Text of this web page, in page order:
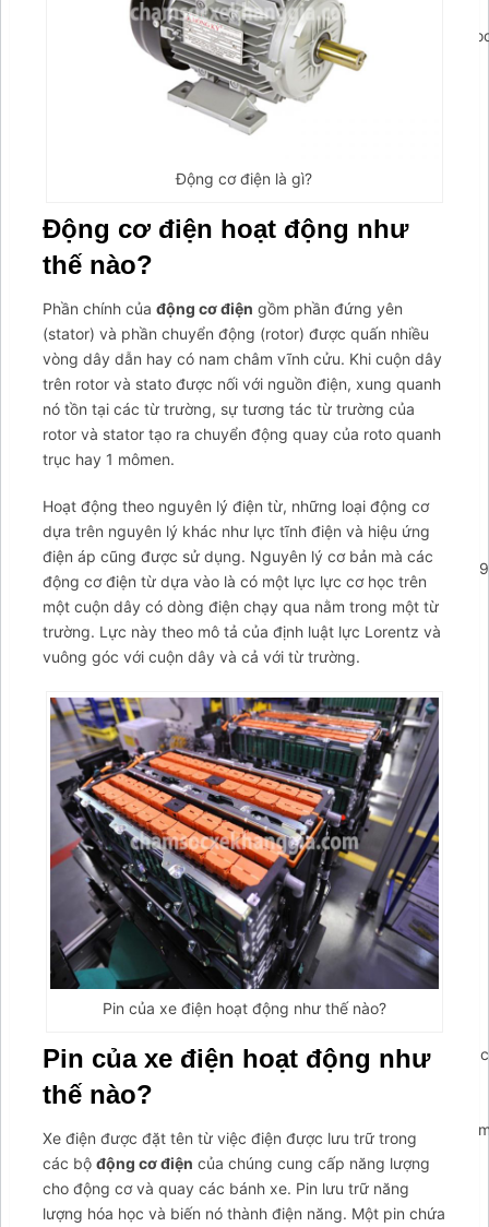
Động cơ điện là gì?
Động cơ điện hoạt động như
thế nào?
Phần chính của động cơ điện gồm phần đứng yên
(stator) và phần chuyển động (rotor) được quấn nhiều
vòng dây dẫn hay có nam châm vĩnh cửu. Khi cuộn dây
trên rotor và stato được nối với nguồn điện, xung quanh
nó tồn tại các từ trường, sự tương tác từ trường của
rotor và stator tạo ra chuyển động quay của roto quanh
trục hay 1 mômen.
Hoạt động theo nguyên lý điện từ, những loại động cơ
dựa trên nguyên lý khác như lực tĩnh điện và hiệu ứng
điện áp cũng được sử dụng. Nguyên lý cơ bản mà các
động cơ điện từ dựa vào là có một lực lực cơ học trên
một cuộn dây có dòng điện chạy qua nằm trong một từ
trường. Lực này theo mô tả của định luật lực Lorentz và
vuông góc với cuộn dây và cả với từ trường.
Pin của xe điện hoạt động như thế nào?
Pin của xe điện hoạt động như
thế nào?
Xe điện được đặt tên từ việc điện được lưu trữ trong
các bộ động cơ điện của chúng cung cấp năng lượng
cho động cơ và quay các bánh xe. Pin lưu trữ năng
lượng hóa học và biến nó thành điện năng. Một pin chứa
{clearTimeout(_arCuTimeOut);if(arCuClosedCookie!="1")
closed',1,0);}});var arcItem={};arcItem.id='msg-item-
7';arcItem.class='msg-item-phone';arcItem.title="Gọi cho
Tahico";arcItem.icon='
arcItem={};arcItem.id='msg-item-11';arcItem.class='msg-
item-zalo';arcItem.title="Nhắn tin Zalo";arcItem.icon='
';arcItem.includeIconToSlider=true;arcItem.href='https://
arcItem={};arcItem.id='msg-item-
9';arcItem.onClick=function(e)
false;} arcItem.class='msg-item-phone';arcItem.title="Gọi
lại cho tôi";arcItem.icon='